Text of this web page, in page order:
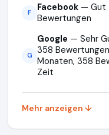
F Facebook — Gut
Bewertungen
G
Google — Sehr
358
Monaten, 358
Zeit
Mehr anzeigen ↓